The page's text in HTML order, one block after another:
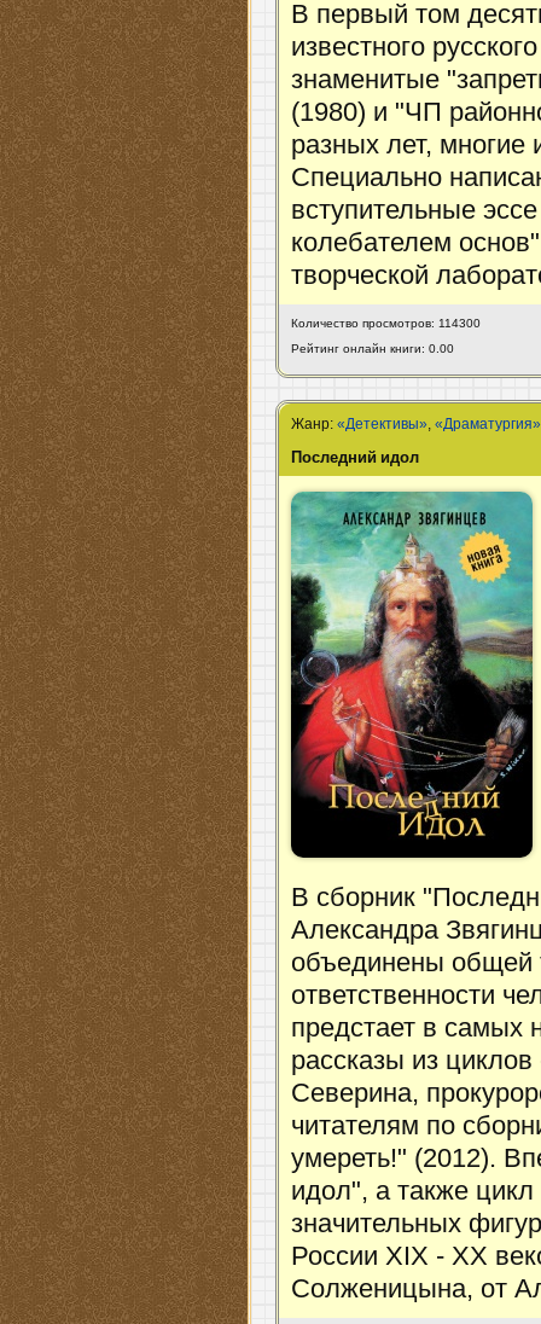
В первый том
известного
знаменитые
(1980) и "ЧП
разных лет, многие
Специально
вступительные
колебателем
творческой
Количество просмотров: 114300
Рейтинг онлайн книги: 0.00
Жанр:«Детективы»,«Драматургия»
Последний идол
В сборник
Александра
объединены общей
ответственности
предстает в самых
рассказы из
Северина,
читателям по
умереть!" (2012).
идол", а также цикл
значительных
России XIX - XX
Солженицына, от